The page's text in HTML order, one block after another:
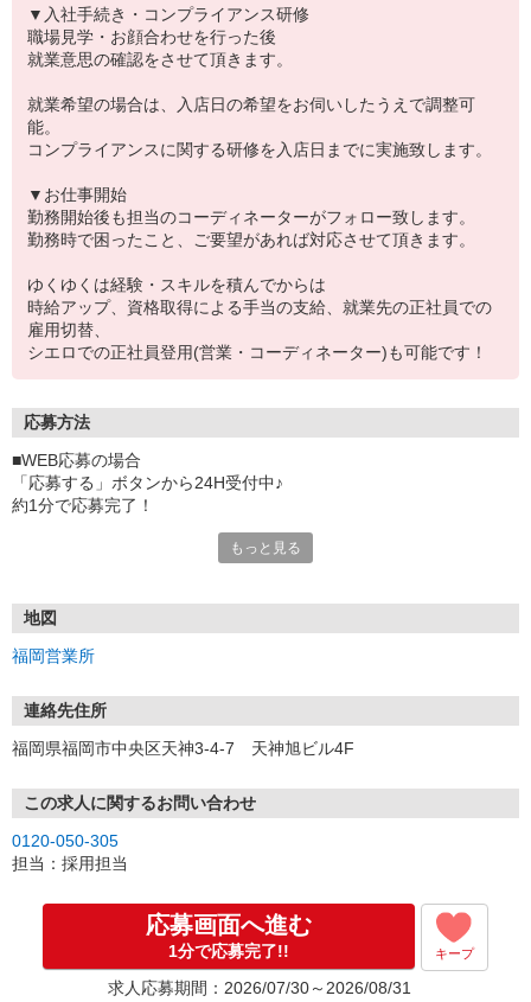
▼入社手続き・コンプライアンス研修
職場見学・お顔合わせを行った後
就業意思の確認をさせて頂きます。
就業希望の場合は、入店日の希望をお伺いしたうえで調整可
能。
コンプライアンスに関する研修を入店日までに実施致します。
▼お仕事開始
勤務開始後も担当のコーディネーターがフォロー致します。
勤務時で困ったこと、ご要望があれば対応させて頂きます。
ゆくゆくは経験・スキルを積んでからは
時給アップ、資格取得による手当の支給、就業先の正社員での
雇用切替、
シエロでの正社員登用(営業・コーディネーター)も可能です！
応募方法
■WEB応募の場合
「応募する」ボタンから24H受付中♪
約1分で応募完了！
①応募から3営業日を目安に、メールorお電話でご連絡します。
★スマホでWEB面接（LINEなど）・出張面接・事務所面接と選べま
す
③面接実施（履歴書不要）
※ご希望があれば、職場見学の調整もOKです！
お気軽にご応募ください♪
もっと見る
地図
福岡営業所
連絡先住所
福岡県福岡市中央区天神3-4-7 天神旭ビル4F
この求人に関するお問い合わせ
0120-050-305
担当：採用担当
応募画面へ進む
1分で応募完了!! キープ
求人応募期間：2026/07/30～2026/08/31